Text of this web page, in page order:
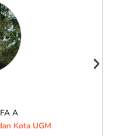
A
Kota UGM